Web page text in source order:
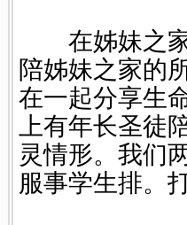
在姊妹之家
陪姊妹之家的
在一起分享生
上有年长圣徒
灵情形。我们
服事学生排。